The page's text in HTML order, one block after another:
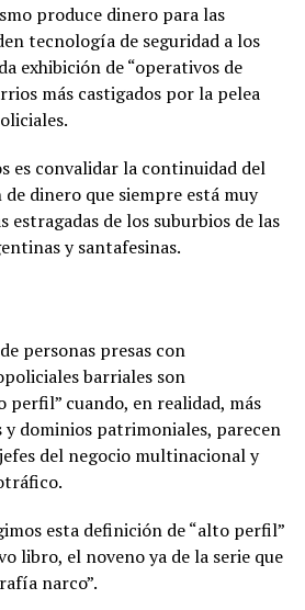
produce dinero para las
tecnología de seguridad a los
exhibición de “operativos de
más castigados por la pelea
es convalidar la continuidad del
dinero que siempre está muy
estragadas de los suburbios de las
y santafesinas.
personas presas con
barriales son
perfil” cuando, en realidad, más
y dominios patrimoniales, parecen
del negocio multinacional y
esta definición de “alto perfil”
libro, el noveno ya de la serie que
narco”.